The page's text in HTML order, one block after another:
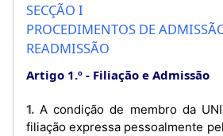
SECÇÃO I
PROCEDIMENTOS DE
READMISSÃO
Artigo 1.º Filiação e Admissão
1. A condição de membro da UNITA adquire-se por
filiação expressa pessoalmente